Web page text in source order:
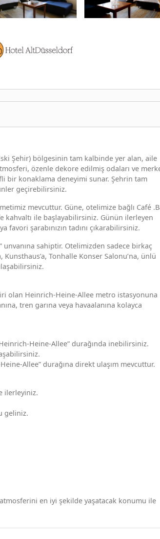
Şehir) bölgesinin tam kalbinde yer alan, aile
özenle dekore edilmiş odaları ve
bir konaklama deneyimi sunar. Şehrin tam
geçirebilirsiniz.
mevcuttur. Güne, otelimize bağlı Café
kahvaltı ile başlayabilirsiniz. Günün ilerleyen
şarabınızın tadını çıkarabilirsiniz.
unvanına sahiptir. Otelimizden sadece birkaç
Kunsthaus’a, Tonhalle Konser Salonu’na, ünlü
olan Heinrich-Heine-Allee metro istasyonuna
tren garına veya havaalanına kolayca
Heine-Allee” durağında inebilirsiniz.
Allee” durağına direkt ulaşım mevcuttur.
ilerleyiniz.
geliniz.
en iyi şekilde yaşatacak konumu ile